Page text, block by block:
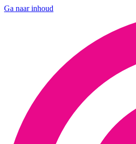
Ga naar inhoud